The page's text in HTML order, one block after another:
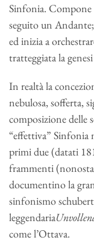
Sinfonia.
seguito un
ed inizia a
tratteggiata la genesi
In realtà la
nebulosa, sofferta,
composizione delle
“effettiva”
primi due (datati
frammenti
documentino la
sinfonismo
leggendaria
come l’Ottava.